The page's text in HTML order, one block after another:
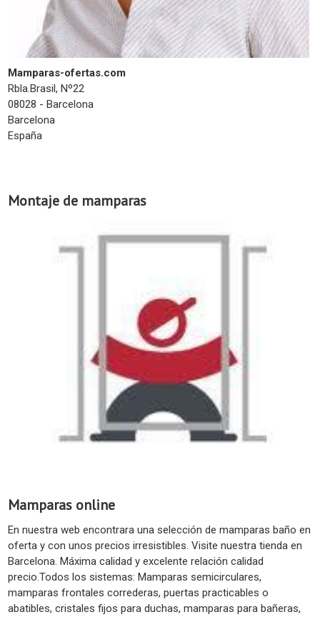
Mamparas-ofertas.com
Rbla.Brasil, Nº22
08028 - Barcelona
Barcelona
España
Montaje de mamparas
Mamparas online
En nuestra web encontrara una selección de mamparas baño en
oferta y con unos precios irresistibles. Visite nuestra tienda en
Barcelona. Máxima calidad y excelente relación calidad
precio.Todos los sistemas: Mamparas semicirculares,
mamparas frontales correderas, puertas practicables o
abatibles, cristales fijos para duchas, mamparas para bañeras,